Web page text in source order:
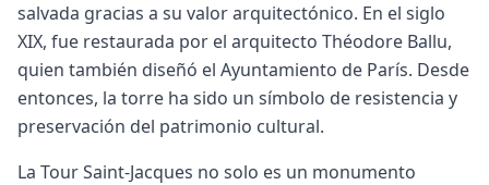
salvada gracias a su valor arquitectónico. En el siglo
XIX, fue restaurada por el arquitecto Théodore Ballu,
quien también diseñó el Ayuntamiento de París. Desde
entonces, la torre ha sido un símbolo de resistencia y
preservación del patrimonio cultural.
La Tour Saint-Jacques no solo es un monumento